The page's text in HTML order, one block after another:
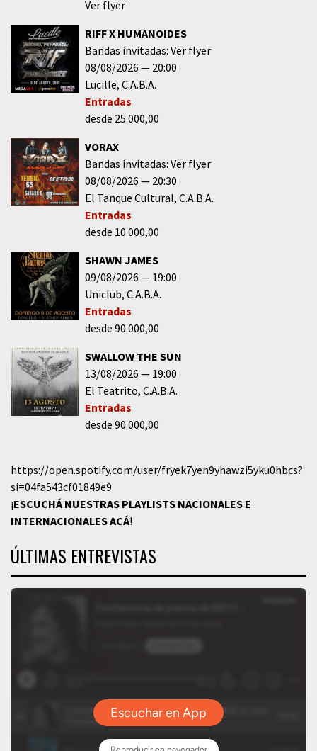
Ver flyer
RIFF X HUMANOIDES
Bandas invitadas: Ver flyer
08/08/2026
20:00
Lucille C.A.B.A.
Entradas
desde 25.000,00
VORAX
Bandas invitadas: Ver flyer
08/08/2026
20:30
El Tanque Cultural C.A.B.A.
Entradas
desde 10.000,00
SHAWN JAMES
09/08/2026
19:00
Uniclub C.A.B.A.
Entradas
desde 90.000,00
SWALLOW THE SUN
13/08/2026
19:00
El Teatrito C.A.B.A.
Entradas
desde 90.000,00
https://open.spotify.com/user/fryek7yen9yhawzi5yku0hbcs?
si=04fa543cf01849e9
¡ESCUCHÁ NUESTRAS PLAYLISTS NACIONALES E
INTERNACIONALESACÁ!
ÚLTIMAS ENTREVISTAS